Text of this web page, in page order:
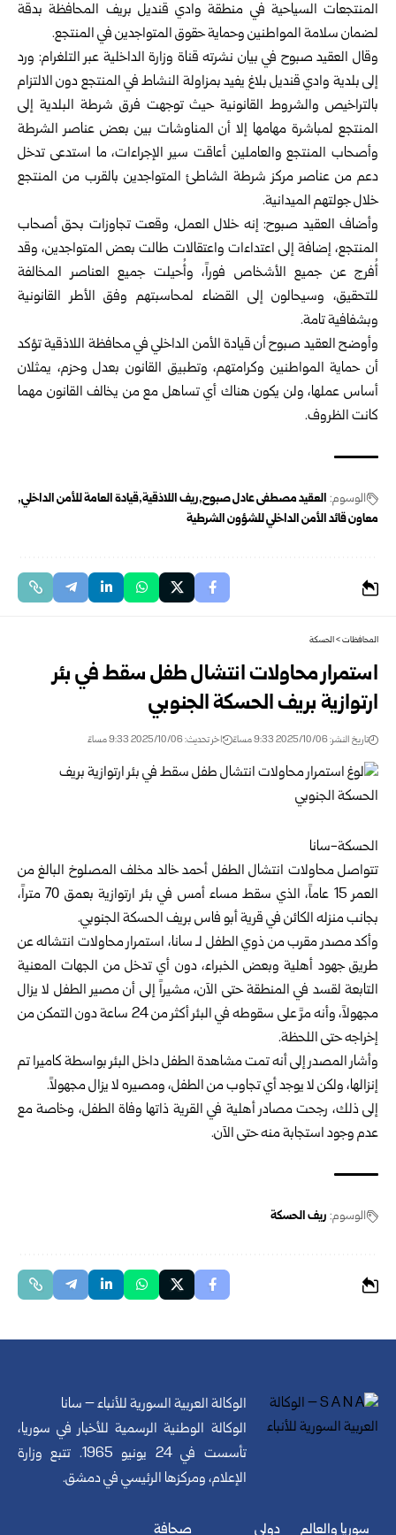
المنتجعات السياحية في منطقة وادي قنديل بريف المحافظة بدقة
لضمان سلامة المواطنين وحماية حقوق المتواجدين في المنتجع.
وقال العقيد صبوح في بيان نشرته قناة وزارة الداخلية عبر التلغرام: ورد
إلى بلدية وادي قنديل بلاغ يفيد بمزاولة النشاط في المنتجع دون الالتزام
بالتراخيص والشروط القانونية حيث توجهت فرق شرطة البلدية إلى
المنتجع لمباشرة مهامها إلا أن المناوشات بين بعض عناصر الشرطة
وأصحاب المنتجع والعاملين أعاقت سير الإجراءات، ما استدعى تدخل
دعم من عناصر مركز شرطة الشاطئ المتواجدين بالقرب من المنتجع
خلال جولتهم الميدانية.
وأضاف العقيد صبوح: إنه خلال العمل، وقعت تجاوزات بحق أصحاب
المنتجع، إضافة إلى اعتداءات واعتقالات طالت بعض المتواجدين، وقد
أُفرج عن جميع الأشخاص فوراً، وأُحيلت جميع العناصر المخالفة
للتحقيق، وسيحالون إلى القضاء لمحاسبتهم وفق الأطر القانونية
وبشفافية تامة.
وأوضح العقيد صبوح أن قيادة الأمن الداخلي في محافظة اللاذقية تؤكد
أن حماية المواطنين وكرامتهم، وتطبيق القانون بعدل وحزم، يمثلان
أساس عملها، ولن يكون هناك أي تساهل مع من يخالف القانون مهما
كانت الظروف.
الوسوم: العقيد مصطفى عادل صبوح ريف اللاذقية قيادة العامة للأمن الداخلي
معاون قائد الأمن الداخلي للشؤون الشرطية
المحافظات>الحسكة
استمرار محاولات انتشال طفل سقط في بئر
ارتوازية بريف الحسكة الجنوبي
تاريخ النشر: 2025/10/06 9:33 مساءً اخر تحديث: 2025/10/06 9:33 مساءً
الحسكة-سانا
تتواصل محاولات انتشال الطفل أحمد خالد مخلف المصلوخ البالغ من
العمر 15 عاماً، الذي سقط مساء أمس في بئر ارتوازية بعمق 70 متراً،
بجانب منزله الكائن في قرية أبو فاس بريف الحسكة الجنوبي.
وأكد مصدر مقرب من ذوي الطفل لـ سانا، استمرار محاولات انتشاله عن
طريق جهود أهلية وبعض الخبراء، دون أي تدخل من الجهات المعنية
التابعة لقسد في المنطقة حتى الآن، مشيراً إلى أن مصير الطفل لا يزال
مجهولاً، وأنه مرَّ على سقوطه في البئر أكثر من 24 ساعة دون التمكن من
إخراجه حتى اللحظة.
وأشار المصدر إلى أنه تمت مشاهدة الطفل داخل البئر بواسطة كاميرا تم
إنزالها، ولكن لا يوجد أي تجاوب من الطفل، ومصيره لا يزال مجهولاً.
إلى ذلك، رجحت مصادر أهلية في القرية ذاتها وفاة الطفل، وخاصة مع
عدم وجود استجابة منه حتى الآن.
الوسوم: ريف الحسكة
الوكالة العربية السورية للأنباء – سانا
الوكالة الوطنية الرسمية للأخبار في سوريا،
تأسست في 24 يونيو 1965. تتبع وزارة
الإعلام، ومركزها الرئيسي في دمشق.
سوريا والعالم دولي صحافة